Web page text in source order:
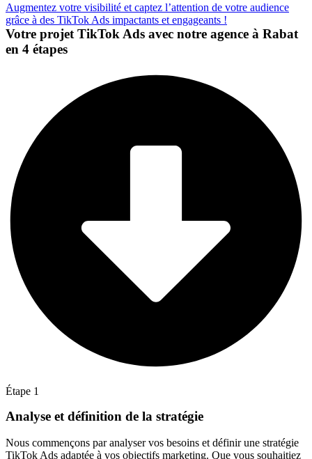
Augmentez votre visibilité et captez l’attention de votre audience
grâce à des TikTok Ads impactants et engageants !
Votre projet TikTok Ads avec notre agence à Rabat
en 4 étapes
Étape 1
Analyse et définition de la stratégie
Nous commençons par analyser vos besoins et définir une stratégie
TikTok Ads adaptée à vos objectifs marketing. Que vous souhaitiez